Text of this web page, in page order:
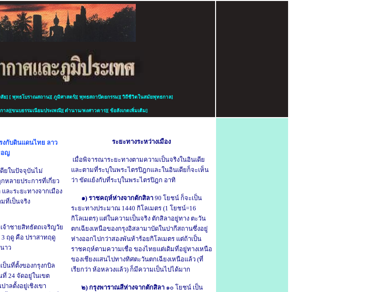
ย] [ พุทธโบราณสถาน][ ภูมิศาสตร์][ พุทธสถาปัตยกรรม][วิถีชีวิตในสมัยพุทธกาล]
าล][ขนบธรรมเนียมประเพณี][ ตำนาน/พงศาวดาร][ ข้อสังเกตเพิ่มเติม]
งกับดินแดนไทย ลาว
อญ
ยในปัจจุบันไม่
หลายประการที่เกี่ยว
ละระยะทางจากเมือง
ที่เป็นจริง
จ้าชายสิทธัตถเจริญวัย
ฤดู คือ ปราสาทฤดู
าว
ป็นที่ตั้งของกรุงกบิล
24 จัดอยู่ในเขต
าลตั้งอยู่เชิงเขา
ระยะทางระหว่างเมือง
เมื่อพิจารณาระยะทางตามความเป็นจริงในอินเดีย
และตามที่ระบุในพระไตรปิฎกและในอินเดียก็จะเห็น
ว่า ขัดแย้งกับที่ระบุในพระไตรปิฎก อาทิ
๑) ราชคฤห์ห่างจากตักสิลา90 โยชน์ ก็จะเป็น
ระยะทางประมาณ 1440 กิโลเมตร (1 โยชน์=16
กิโลเมตร) แต่ในความเป็นจริง ตักสิลาอยู่ทาง ตะวัน
ตกเฉียงเหนือของกรุงอิสลามาบัดในปากีสถานซึ่งอยู่
ห่างออกไปกว่าสองพันห้าร้อยกิโลเมตร แต่ถ้าเป็น
ราชคฤห์ตามความเชื่อ ของไทยแต่เดิมที่อยู่ทางเหนือ
ของเชียงแสนไปทางทิศตะวันตกเฉียงเหนือแล้ว (ที่
เรียกว่า ห้อหลวงแล้ว) ก็มีความเป็นไปได้มาก
๒) กรุงพาราณสีห่างจากตักสิลา ๑๐ โยชน์ เป็น